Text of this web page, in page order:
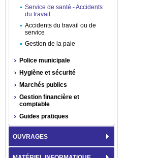
Service de santé - Accidents
du travail
Accidents du travail ou de
service
Gestion de la paie
Police municipale
Hygiène et sécurité
Marchés publics
Gestion financière et
comptable
Guides pratiques
OUVRAGES